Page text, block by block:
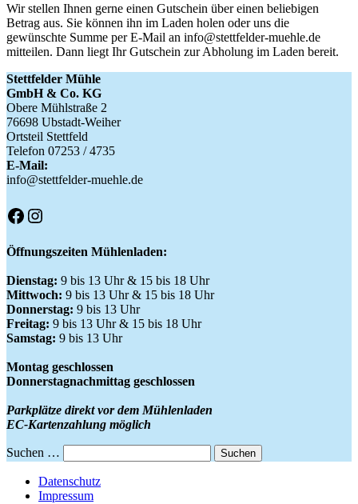
Wir stellen Ihnen gerne einen Gutschein über einen beliebigen
Betrag aus. Sie können ihn im Laden holen oder uns die
gewünschte Summe per E-Mail an info@stettfelder-muehle.de
mitteilen. Dann liegt Ihr Gutschein zur Abholung im Laden bereit.
Stettfelder Mühle
GmbH & Co. KG
Obere Mühlstraße 2
76698 Ubstadt-Weiher
Ortsteil Stettfeld
Telefon 07253 / 4735
E-Mail:
info@stettfelder-muehle.de
Facebook
Instagram
Öffnungszeiten Mühlenladen:
Dienstag: 9 bis 13 Uhr & 15 bis 18 Uhr
Mittwoch: 9 bis 13 Uhr & 15 bis 18 Uhr
Donnerstag: 9 bis 13 Uhr
Freitag: 9 bis 13 Uhr & 15 bis 18 Uhr
Samstag: 9 bis 13 Uhr
Montag geschlossen
Donnerstagnachmittag geschlossen
Parkplätze direkt vor dem Mühlenladen
EC-Kartenzahlung möglich
Suchen …
Datenschutz
Impressum